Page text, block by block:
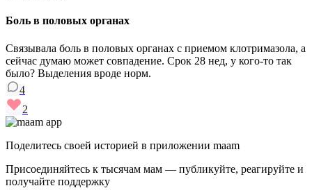
Боль в половых органах
Связывала боль в половых органах с приемом клотримазола, а
сейчас думаю может совпадение. Срок 28 нед, у кого-то так
было? Выделения вроде норм.
4
2
Поделитесь своей историей в приложении maam
Присоединяйтесь к тысячам мам — публикуйте, реагируйте и
получайте поддержку